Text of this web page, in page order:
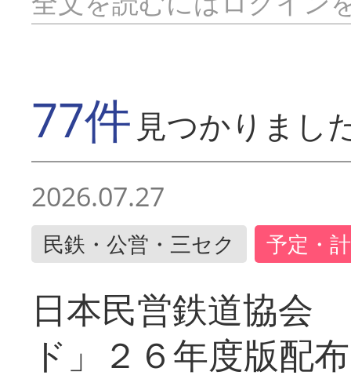
77件 見つかりまし
2026.07.27
民鉄・公営・三セク 予定・
日本民営鉄道協会
ド」２６年度版配布